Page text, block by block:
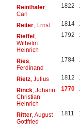
Reinthaler,
Carl
1822
Reiter, Ernst 1814
Rieffel,
Wilhelm
Heinrich
1792
Ries
Ferdinand
1784
Rietz, Julius 1812
Rinck, Johann
Christian
Heinrich
1770
Ritter, August
Gottfried
1811